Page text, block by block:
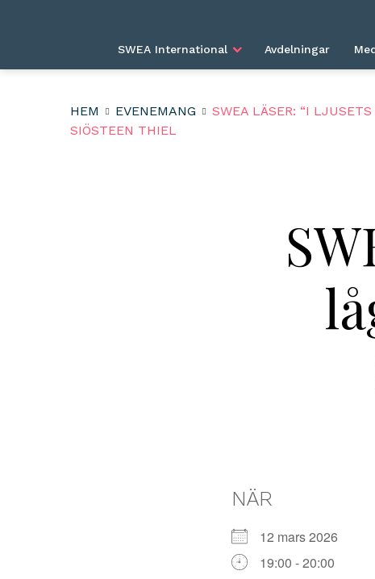
SWEA International Avdelningar
HEM EVENEMANG
SWEA LÄSER: “I
SIÖSTEEN THIEL
NÄR
12 mars 2026
19:00 - 20:00